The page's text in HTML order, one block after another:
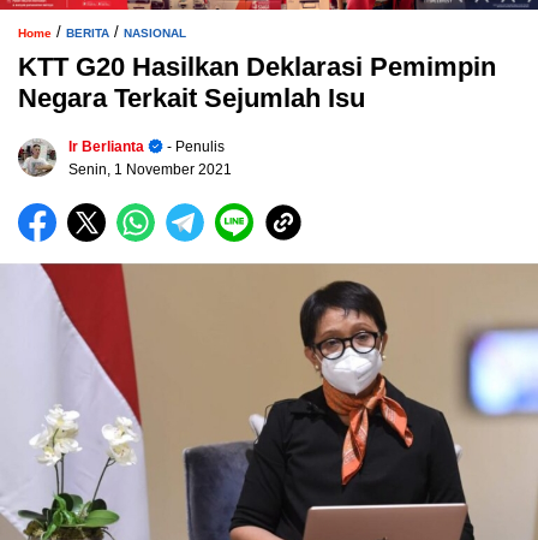
Home / BERITA / NASIONAL
KTT G20 Hasilkan Deklarasi Pemimpin
Negara Terkait Sejumlah Isu
Ir Berlianta
- Penulis
Senin, 1 November 2021